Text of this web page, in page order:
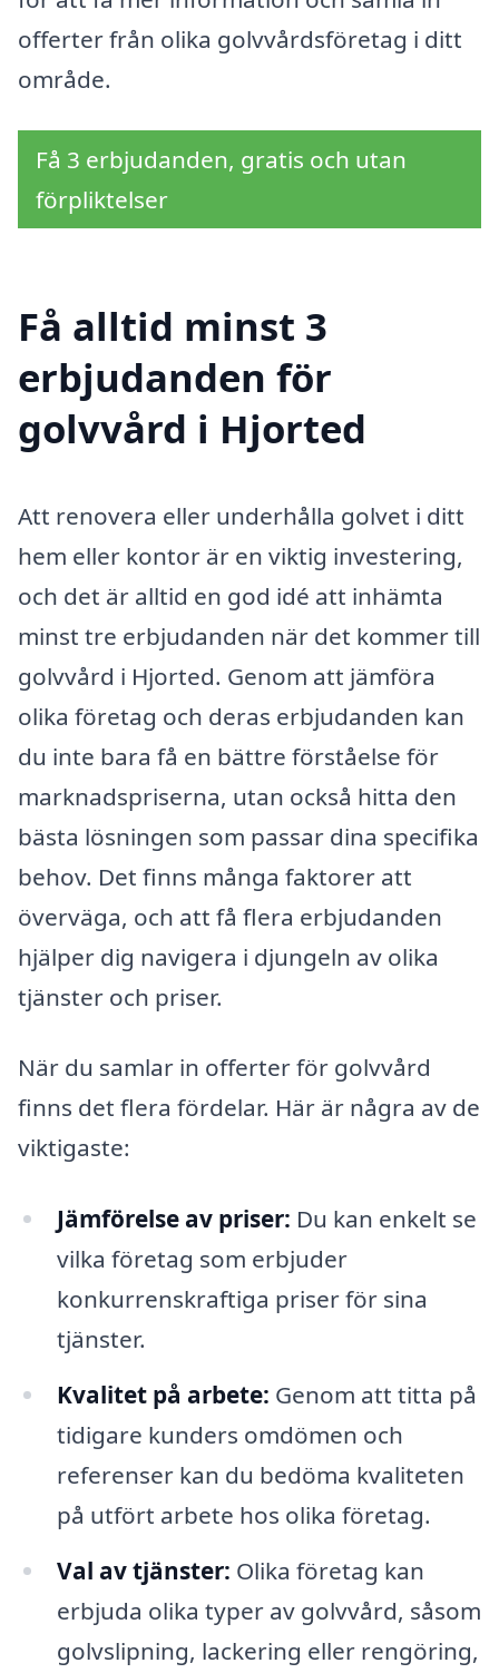
offerter från olika golvvårdsföretag i ditt
område.
Få 3 erbjudanden, gratis och utan
förpliktelser
Få alltid minst 3
erbjudanden för
golvvård i Hjorted
Att renovera eller underhålla golvet i ditt
hem eller kontor är en viktig investering,
och det är alltid en god idé att inhämta
minst tre erbjudanden när det kommer till
golvvård i Hjorted. Genom att jämföra
olika företag och deras erbjudanden kan
du inte bara få en bättre förståelse för
marknadspriserna, utan också hitta den
bästa lösningen som passar dina specifika
behov. Det finns många faktorer att
överväga, och att få flera erbjudanden
hjälper dig navigera i djungeln av olika
tjänster och priser.
När du samlar in offerter för golvvård
finns det flera fördelar. Här är några av de
viktigaste:
Jämförelse av priser: Du kan enkelt se
vilka företag som erbjuder
konkurrenskraftiga priser för sina
tjänster.
Kvalitet på arbete: Genom att titta på
tidigare kunders omdömen och
referenser kan du bedöma kvaliteten
på utfört arbete hos olika företag.
Val av tjänster: Olika företag kan
erbjuda olika typer av golvvård, såsom
golvslipning, lackering eller rengöring,